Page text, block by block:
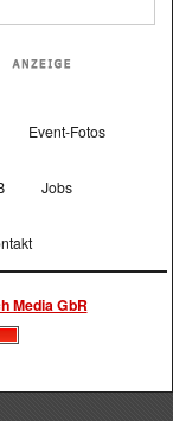
Event-Fotos
Jobs
Media GbR